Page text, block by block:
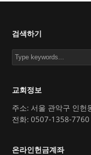
검색하기
교회정보
주소: 서울 관악구 인
전화: 0507-1358-7760
온라인헌금계좌